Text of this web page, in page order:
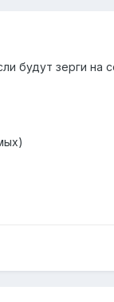
будут зерги на